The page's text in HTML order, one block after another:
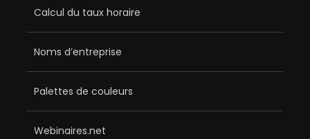
Calcul du taux horaire
Noms d’entreprise
Palettes de couleurs
Webinaires.net